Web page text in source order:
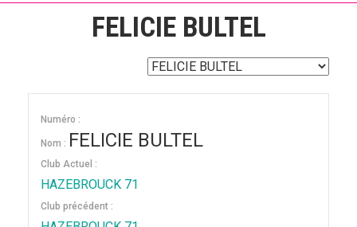
FELICIE BULTEL
Numéro :
Nom : FELICIE BULTEL
Club Actuel :
HAZEBROUCK 71
Club précédent :